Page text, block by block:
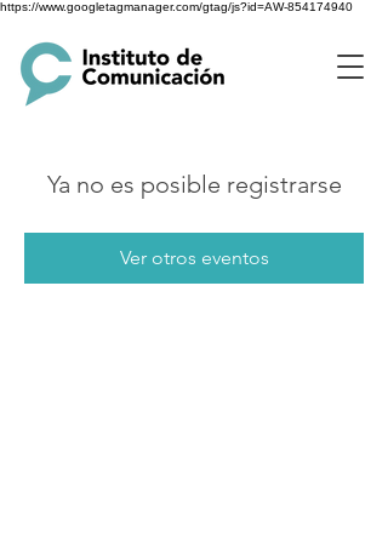
https://www.googletagmanager.com/gtag/js?id=AW-854174940
Ya no es posible registrarse
Ver otros eventos